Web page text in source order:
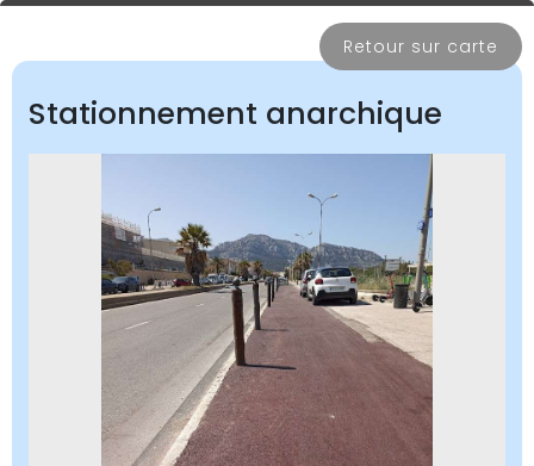
Retour sur carte
Stationnement anarchique